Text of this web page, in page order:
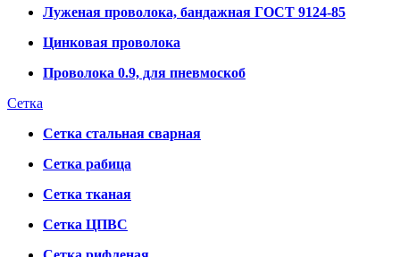
Луженая проволока, бандажная ГОСТ 9124-85
Цинковая проволока
Проволока 0.9, для пневмоскоб
Сетка
Сетка стальная сварная
Сетка рабица
Сетка тканая
Сетка ЦПВС